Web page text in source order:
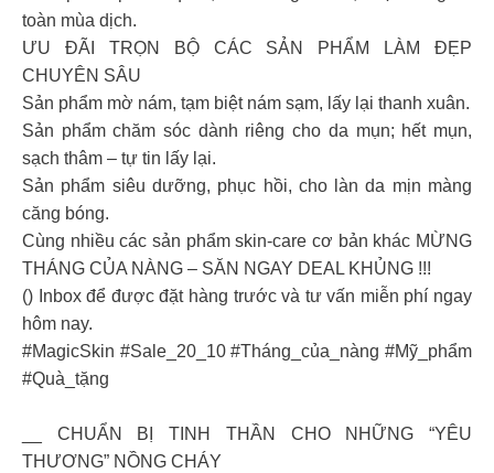
toàn mùa dịch.
ƯU ĐÃI TRỌN BỘ CÁC SẢN PHẨM LÀM ĐẸP
CHUYÊN SÂU
Sản phẩm mờ nám, tạm biệt nám sạm, lấy lại thanh xuân.
Sản phẩm chăm sóc dành riêng cho da mụn; hết mụn,
sạch thâm – tự tin lấy lại.
Sản phẩm siêu dưỡng, phục hồi, cho làn da mịn màng
căng bóng.
Cùng nhiều các sản phẩm skin-care cơ bản khác MỪNG
THÁNG CỦA NÀNG – SĂN NGAY DEAL KHỦNG !!!
() Inbox để được đặt hàng trước và tư vấn miễn phí ngay
hôm nay.
#MagicSkin #Sale_20_10 #Tháng_của_nàng #Mỹ_phẩm
#Quà_tặng
__ CHUẨN BỊ TINH THẦN CHO NHỮNG “YÊU
THƯƠNG” NỒNG CHÁY